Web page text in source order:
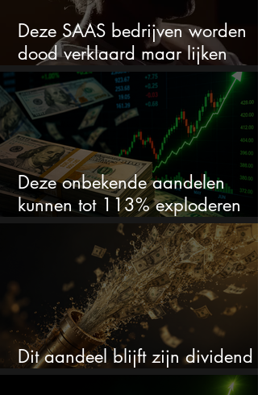
Deze SAAS bedrijven worden
dood verklaard maar lijken
springlevend
Deze onbekende aandelen
kunnen tot 113% exploderen
(één springt eruit)
Dit aandeel blijft zijn dividend
verhogen, wat er ook gebeurt